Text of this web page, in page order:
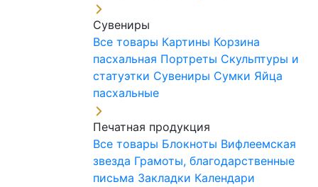
Сувениры
Все товары Картины Корзина
пасхальная Портреты Скульптуры и
статуэтки Сувениры Сумки Яйца
пасхальные
Печатная продукция
Все товары Блокноты Вифлеемская
звезда Грамоты, благодарственные
письма Закладки Календари